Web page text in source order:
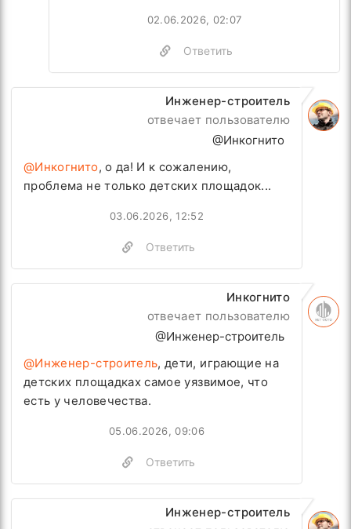
02.06.2026, 02:07
Ответить
Инженер-строитель
отвечает пользователю
@Инкогнито
@Инкогнито, о да! И к сожалению,
проблема не только детских площадок...
Ответить
03.06.2026, 12:52
Инкогнито
отвечает пользователю
@Инженер-строитель
@Инженер-строитель, дети, играющие на
детских площадках самое уязвимое, что
есть у человечества.
Ответить
05.06.2026, 09:06
Инженер-строитель